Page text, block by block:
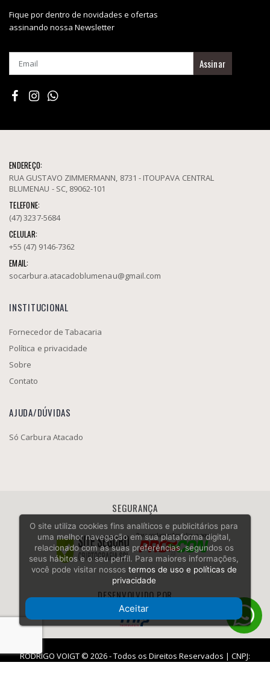
Fique por dentro de novidades e ofertas
assinando nossa Newsletter
Assinar
ENDEREÇO:
RUA GUSTAVO ZIMMERMANN, 8731 - ITOUPAVA CENTRAL
BLUMENAU - SC, 89062-101
TELEFONE:
(47) 3237-5684
CELULAR:
+55 (47) 9146-7362
EMAIL:
socarbura.atacadoblumenau@gmail.com
INSTITUCIONAL
Fornecedor de Tabacaria
Política e privacidade
Sobre
Contato
AJUDA/DÚVIDAS
Só Carbura Atacado
SEGURANÇA
DESENVOLVIDO POR
RODRIGO VOIGT © 2026 - Todos os Direitos Reservados | CNPJ:
O site utiliza cookies fins analíticos e publicitários para
uma melhor navegação em sua plataforma digital,
relacionado com as suas preferências, segundos os
seus hábitos e o seu perfil. Para maiores informações,
você pode visitar nossos termos de uso e políticas de
privacidade
Aceitar